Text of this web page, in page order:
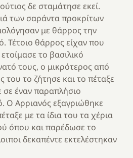
δε σταμάτησε εκεί.
των σαράντα προκρίτων
με θάρρος την
Τέτοιο θάρρος είχαν που
το βασιλικό
τους, ο μικρότερος από
του το ζήτησε και το πέταξε
έναν παραπλήσιο
Ο Αρριανός εξαγριώθηκε
με τα ίδια του τα χέρια
όπου και παρέδωσε το
δεκαπέντε εκτελέστηκαν